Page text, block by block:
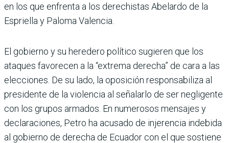
en los que enfrenta a los derechistas Abelardo de la
Espriella y Paloma Valencia.
El gobierno y su heredero político sugieren que los
ataques favorecen a la “extrema derecha” de cara a las
elecciones. De su lado, la oposición responsabiliza al
presidente de la violencia al señalarlo de ser negligente
con los grupos armados. En numerosos mensajes y
declaraciones, Petro ha acusado de injerencia indebida
al gobierno de derecha de Ecuador con el que sostiene